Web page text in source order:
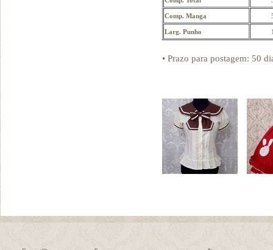
Comp. Manga
Larg. Punho
• Prazo para postagem: 50